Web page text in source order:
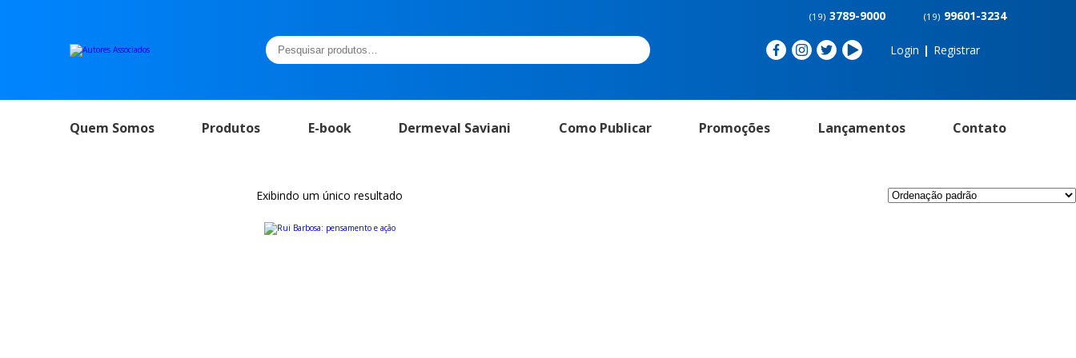
(19) 3789-9000 (19) 99601-3234
Pesquisar
por:
Login | Registrar
Quem Somos Produtos E-book Dermeval Saviani Como Publicar Promoções Lançamentos Contato
Exibindo um único resultado